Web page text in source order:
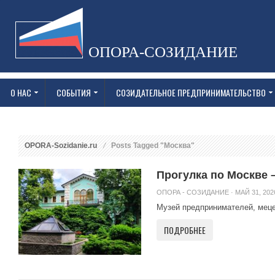
ОПОРА-СОЗИДАНИЕ
О НАС СОБЫТИЯ СОЗИДАТЕЛЬНОЕ ПРЕДПРИНИМАТЕЛЬСТВО
OPORA-Sozidanie.ru Posts Tagged "Москва"
Прогулка по Москве
ОПОРА - СОЗИДАНИЕ · МАЙ 31,
Музей предпринимателей,
ПОДРОБНЕЕ